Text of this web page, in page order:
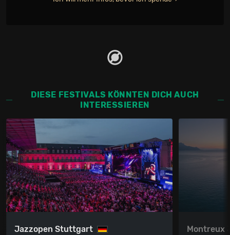
DIESE FESTIVALS KÖNNTEN DICH AUCH
INTERESSIEREN
Jazzopen Stuttgart Montreux